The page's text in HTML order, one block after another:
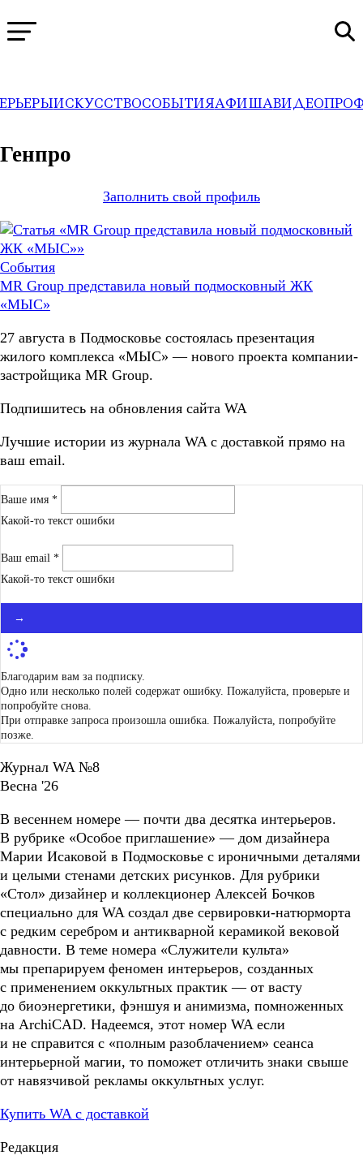
ИСКУССТВОСОБЫТИЯАФИШАВИДЕО
WA→Профили
Генпро
Заполнить свой профиль
События
MR Group представила новый подмосковный ЖК
«МЫС»
27 августа в Подмосковье состоялась презентация
жилого комплекса «МЫС» — нового проекта компании-
застройщика MR Group.
Подпишитесь на обновления сайта WA
Лучшие истории из журнала WA c доставкой прямо на
ваш email.
Ваше имя *
Какой-то текст ошибки
Ваш email *
Какой-то текст ошибки
→
Благодарим вам за подписку.
Одно или несколько полей содержат ошибку. Пожалуйста, проверьте и
попробуйте снова.
При отправке запроса произошла ошибка. Пожалуйста, попробуйте
позже.
Журнал WA №8
Весна '26
В весеннем номере — почти два десятка интерьеров.
В рубрике «Особое приглашение» — дом дизайнера
Марии Исаковой в Подмосковье с ироничными деталями
и целыми стенами детских рисунков. Для рубрики
«Стол» дизайнер и коллекционер Алексей Бочков
специально для WA создал две сервировки-натюрморта
с редким серебром и антикварной керамикой вековой
давности. В теме номера «Служители культа»
мы препарируем феномен интерьеров, созданных
с применением оккультных практик — от васту
до биоэнергетики, фэншуя и анимизма, помноженных
на ArchiCAD. Надеемся, этот номер WA если
и не справится с «полным разоблачением» сеанса
интерьерной магии, то поможет отличить знаки свыше
от навязчивой рекламы оккультных услуг.
Купить WA с доставкой
Редакция